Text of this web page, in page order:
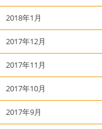
2018年1月
2017年12月
2017年11月
2017年10月
2017年9月